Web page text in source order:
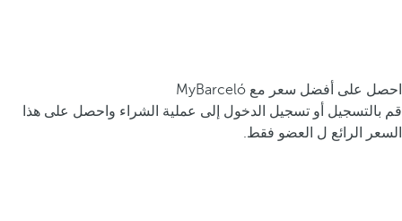
احصل على أفضل سعر مع MyBarceló
قم بالتسجيل أو تسجيل الدخول إلى عملية الشراء واحصل على هذا
السعر الرائع ل العضو فقط.